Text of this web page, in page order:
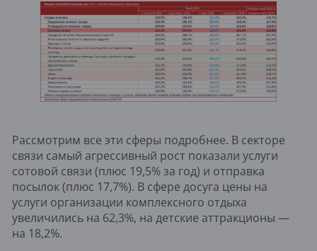
Рассмотрим все эти сферы подробнее. В секторе
связи самый агрессивный рост показали услуги
сотовой связи (плюс 19,5% за год) и отправка
посылок (плюс 17,7%). В сфере досуга цены на
услуги организации комплексного отдыха
увеличились на 62,3%, на детские аттракционы —
на 18,2%.